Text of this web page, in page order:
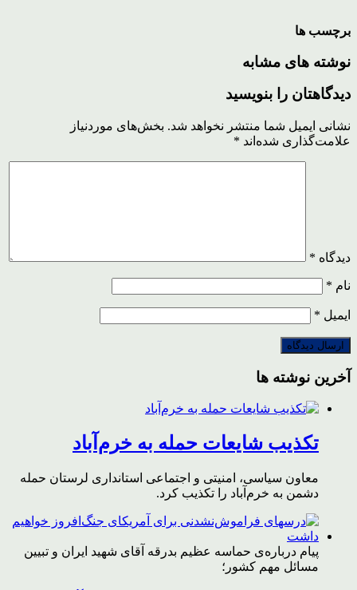
برچسب ها
نوشته های مشابه
دیدگاهتان را بنویسید
نشانی ایمیل شما منتشر نخواهد شد. بخش‌های موردنیاز
علامت‌گذاری شده‌اند *
دیدگاه *
نام *
ایمیل *
آخرین نوشته ها
تکذیب شایعات حمله به خرم‌آباد
معاون سیاسی، امنیتی و اجتماعی استانداری لرستان حمله
دشمن به خرم‌آباد را تکذیب کرد.
پیام درباره‌ی حماسه عظیم بدرقه آقای شهید ایران و تبیین
مسائل مهم کشور؛